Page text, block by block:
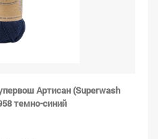
Артисан (Superwash
темно-синий